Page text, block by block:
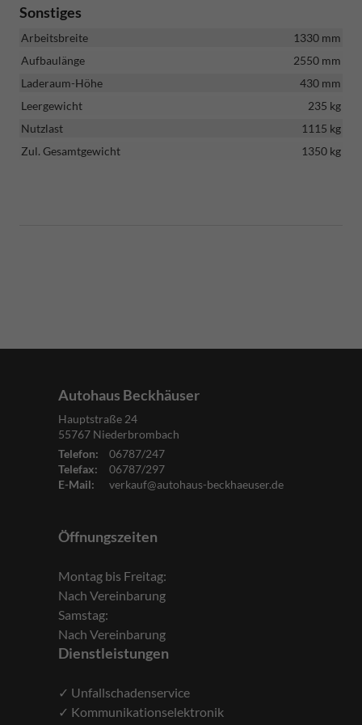
Sonstiges
Arbeitsbreite
1330 mm
Aufbaulänge
2550 mm
Laderaum-Höhe
430 mm
Leergewicht
235 kg
Nutzlast
1115 kg
Zul. Gesamtgewicht
1350 kg
Autohaus Beckhäuser
Hauptstraße 24
55767 Niederbrombach
Telefon:
06787/247
Telefax:
06787/297
E-Mail:
verkauf@autohaus-beckhaeuser.de
Öffnungszeiten
Montag bis Freitag:
Nach Vereinbarung
Samstag:
Nach Vereinbarung
Dienstleistungen
✓ Unfallschadenservice
✓ Kommunikationselektronik